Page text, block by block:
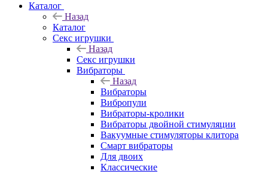
Каталог
Назад
Каталог
Секс игрушки
Назад
Секс игрушки
Вибраторы
Назад
Вибраторы
Вибропули
Вибраторы-кролики
Вибраторы двойной стимуляции
Вакуумные стимуляторы клитора
Смарт вибраторы
Для двоих
Классические